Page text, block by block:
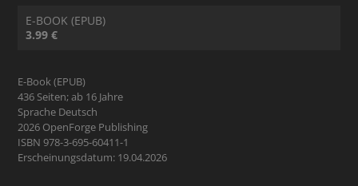
E-BOOK (EPUB)
3.99 €
E-Book (EPUB)
436 Seiten; ab 16 Jahre
Sprache Deutsch
2026 OpenForge Publishing
ISBN 978-3-695-60411-1
Erscheinungsdatum: 19.04.2026